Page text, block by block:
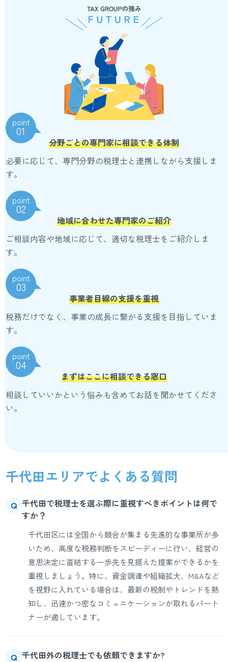
point
01
分野ごとの専門家に相談できる体制
必要に応じて、専門分野の税理士と連携しながら支援しま
す。
point
02
地域に合わせた専門家のご紹介
ご相談内容や地域に応じて、適切な税理士をご紹介しま
す。
point
03
事業者目線の支援を重視
税務だけでなく、事業の成長に繋がる支援を目指していま
す。
point
04
まずはここに相談できる窓口
相談していいかという悩みも含めてお話を聞かせてくださ
い。
千代田エリアでよくある質問
Q 千代田で税理士を選ぶ際に重視すべきポイントは何で
すか？
千代田区には全国から競合が集まる先進的な事業所が多
いため、高度な税務判断をスピーディーに行い、経営の
意思決定に直結する一歩先を見据えた提案ができるかを
重視しましょう。特に、資金調達や組織拡大、M&Aなど
を視野に入れている場合は、最新の税制やトレンドを熟
知し、迅速かつ密なコミュニケーションが取れるパート
ナーが適しています。
Q 千代田外の税理士でも依頼できますか?